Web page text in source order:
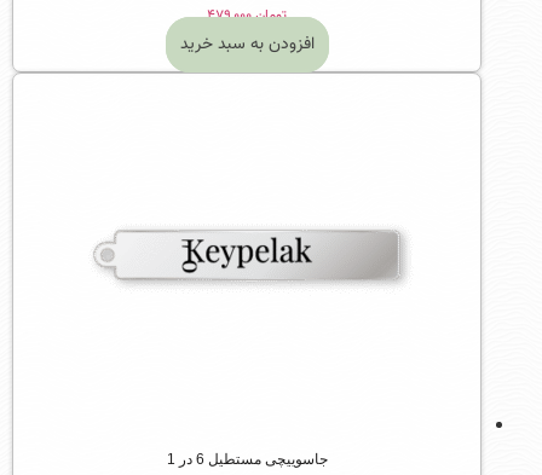
تومان۴۷۹,۰۰۰
افزودن به سبد خرید
جاسوییچی مستطیل 6 در 1